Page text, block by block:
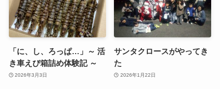
「に、し、ろっぱ…」～ 活
き車えび箱詰め体験記 ～
2026年3月3日
サンタクロースがやってき
た
2026年1月22日